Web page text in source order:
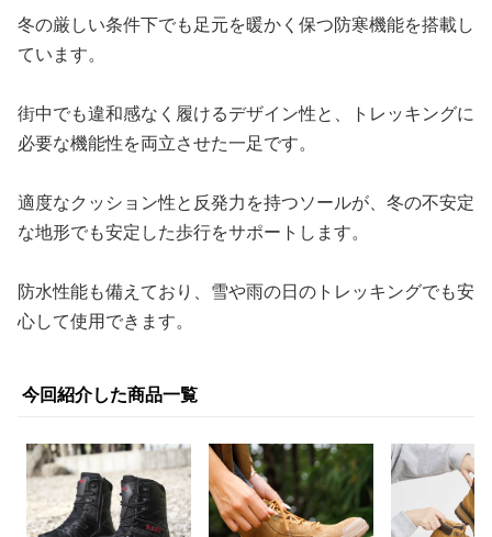
冬の厳しい条件下でも足元を暖かく保つ防寒機能を搭載し
ています。
街中でも違和感なく履けるデザイン性と、トレッキングに
必要な機能性を両立させた一足です。
適度なクッション性と反発力を持つソールが、冬の不安定
な地形でも安定した歩行をサポートします。
防水性能も備えており、雪や雨の日のトレッキングでも安
心して使用できます。
今回紹介した商品一覧